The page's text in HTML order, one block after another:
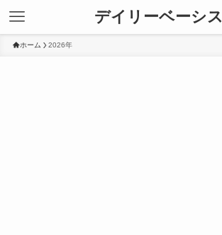
デイリーベーシス
ホーム 2026年